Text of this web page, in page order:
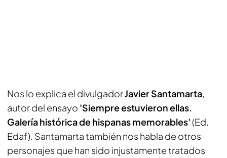
Nos lo explica el divulgadorJavier Santamarta,
autor del ensayo 'Siempre estuvieron ellas.
Galería histórica de hispanas memorables'(Ed.
Edaf). Santamarta también nos habla de otros
personajes que han sido injustamente tratados